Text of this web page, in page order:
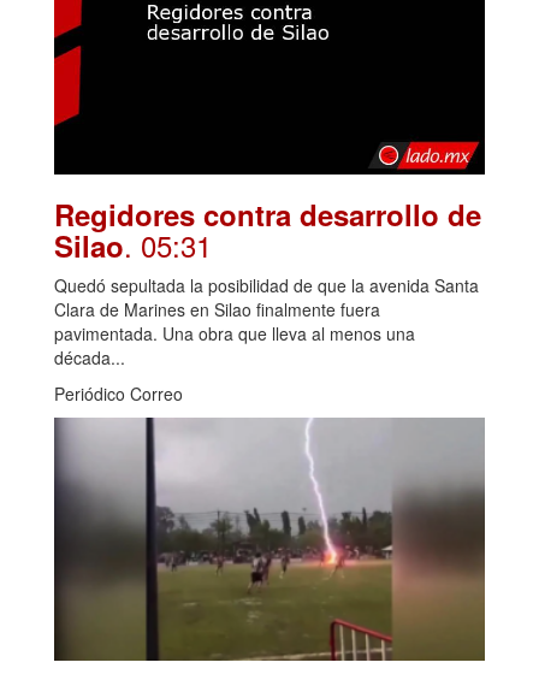
Regidores contra desarrollo de
Silao. 05:31
Quedó sepultada la posibilidad de que la avenida Santa
Clara de Marines en Silao finalmente fuera
pavimentada. Una obra que lleva al menos una
década...
Periódico Correo